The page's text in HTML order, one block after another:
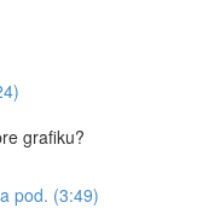
grafiku?
pod. (3:49)